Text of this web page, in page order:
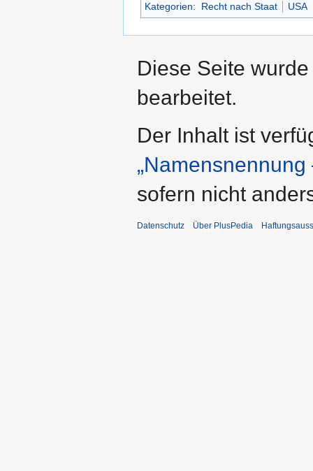
Kategorien: Recht nach Staat USA
Diese Seite
bearbeitet.
Der Inhalt ist
sofern nicht
Datenschutz Über PlusPedia